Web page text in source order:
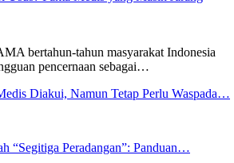
bertahun-tahun masyarakat Indonesia
pencernaan sebagai…
Diakui, Namun Tetap Perlu Waspada…
“Segitiga Peradangan”: Panduan…